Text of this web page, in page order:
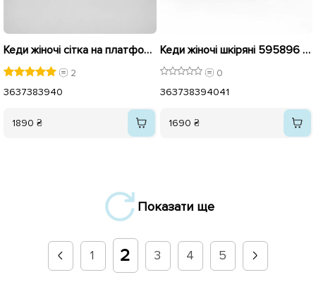
Кеди жіночі сітка на платформі 595414 Чорні
2
3637383940
1890 ₴
Кеди жіночі шкіряні 595896 Чорні
0
363738394041
1690 ₴
Показати ще
1 2 3 4 5